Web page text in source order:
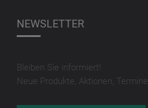
NEWSLETTER
Bleiben Sie informiert!
Neue Produkte, Aktionen, Termine